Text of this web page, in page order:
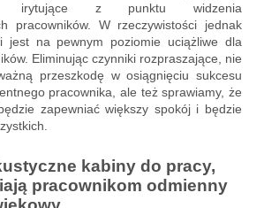
irytujące z punktu widzenia
pracowników. W rzeczywistości jednak
jest na pewnym poziomie uciążliwe dla
Eliminując czynniki rozpraszające, nie
przeszkodę w osiągnięciu sukcesu
pracownika, ale też sprawiamy, że
zapewniać większy spokój i będzie
kabiny do pracy,
pracownikom odmienny